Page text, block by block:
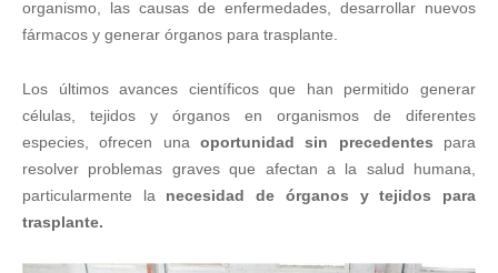
organismo, las causas de enfermedades, desarrollar nuevos
fármacos y generar órganos para trasplante.
Los últimos avances científicos que han permitido generar
células, tejidos y órganos en organismos de diferentes
especies, ofrecen una oportunidad sin precedentes para
resolver problemas graves que afectan a la salud humana,
particularmente la necesidad de órganos y tejidos para
trasplante.